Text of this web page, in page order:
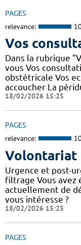
PAGES
relevance:
Vos
Dans la rubrique
vous Vos
obstétricale Vos
accoucher La
18/02/2026 15:25
PAGES
relevance:
Volontariat
Urgence et post-
filtrage Vous avez
actuellement de
vous intéresse ?
18/02/2026 15:25
PAGES